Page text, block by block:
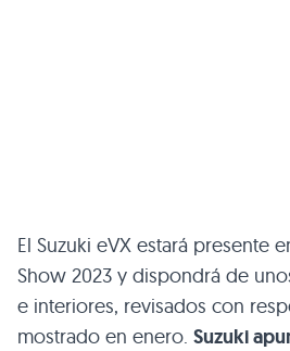
El Suzuki eVX estará presente
Show 2023 y dispondrá de
e interiores, revisados con
mostrado en enero. Suzuki